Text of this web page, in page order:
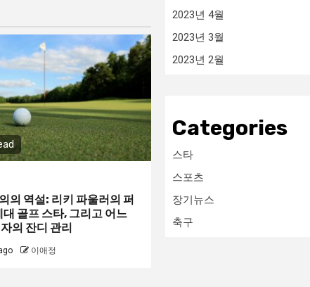
의 역설: 리키 파울러의 퍼
대 골프 스타, 그리고 어느
의 잔디 관리
이애정
2023년 4월
2023년 3월
2023년 2월
Categories
스타
스포츠
장기뉴스
축구